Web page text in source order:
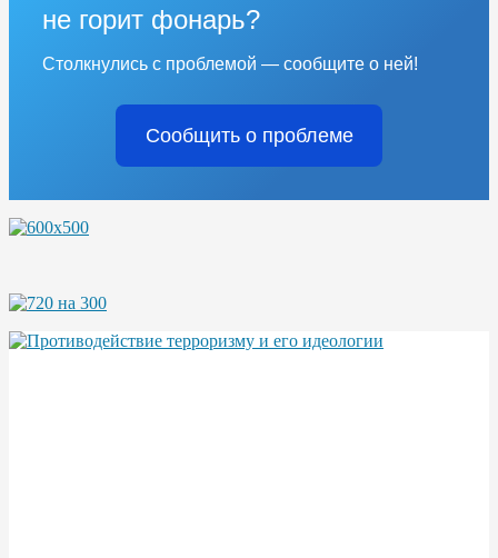
не горит фонарь?
Столкнулись с проблемой — сообщите о ней!
Сообщить о проблеме